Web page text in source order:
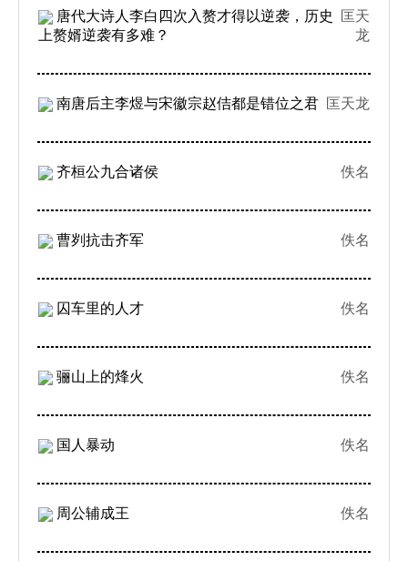
唐代大诗人李白四次入赘才得以逆袭，历史
上赘婿逆袭有多难？
匡天
龙
南唐后主李煜与宋徽宗赵佶都是错位之君 匡天龙
齐桓公九合诸侯 佚名
曹刿抗击齐军 佚名
囚车里的人才 佚名
骊山上的烽火 佚名
国人暴动 佚名
周公辅成王 佚名